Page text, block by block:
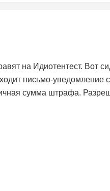
на Идиотентест. Вот
письмо-уведомление
сумма штрафа.